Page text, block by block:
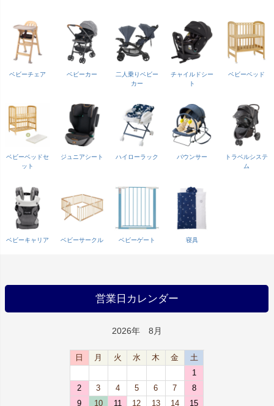
ベビーチェア ベビーカー
二人乗りベビー
カー
チャイルドシー
ト
ベビーベッド
ベビーベッドセ
ット
ジュニアシート ハイローラック バウンサー
トラベルシステ
ム
ベビーキャリア ベビーサークル ベビーゲート 寝具
営業日カレンダー
2026年 8月
日 月 火 水 木 金
土
1
2
3 4 5 6 7
8
9
10 11 12 13 14
15